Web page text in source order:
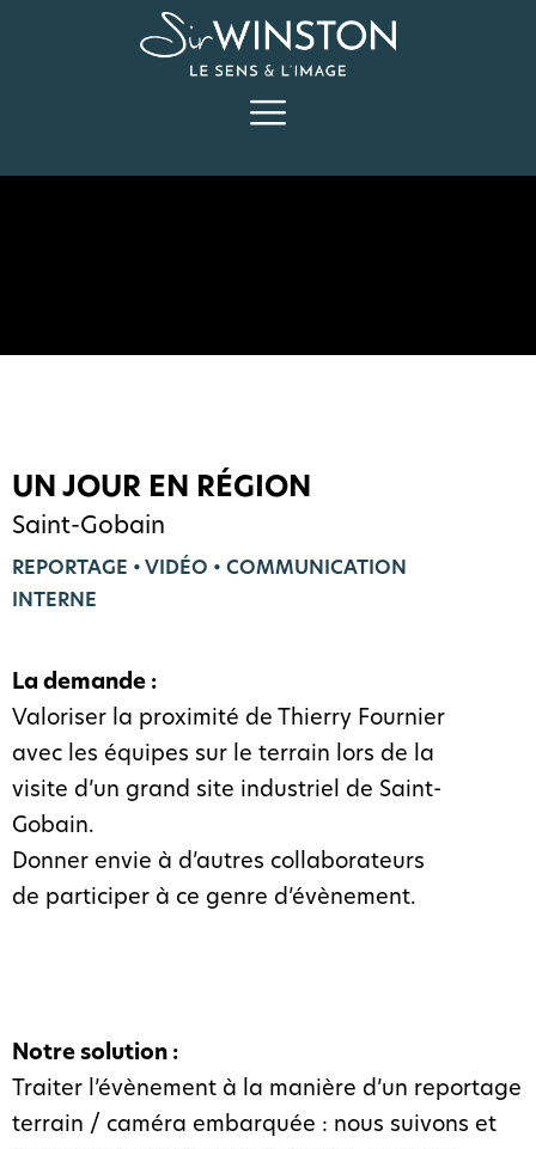
UN JOUR EN RÉGION
Saint-Gobain
REPORTAGE • VIDÉO • COMMUNICATION
INTERNE
La demande :
Valoriser la proximité de Thierry Fournier
avec les équipes sur le terrain lors de la
visite d’un grand site industriel de Saint-
Gobain.
Donner envie à d’autres collaborateurs
de participer à ce genre d’évènement.
Notre solution :
Traiter l’évènement à la manière d’un reportage
terrain / caméra embarquée : nous suivons et